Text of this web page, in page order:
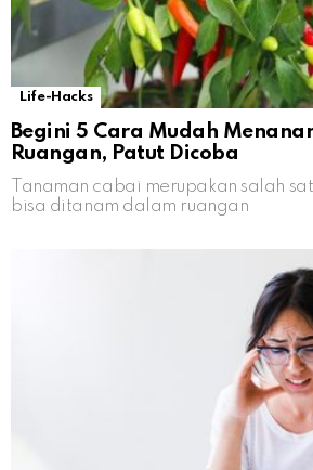
Life-Hacks
Begini 5 Cara Mudah
Ruangan, Patut Dicoba
Tanaman cabai merupakan salah
bisa ditanam dalam ruangan